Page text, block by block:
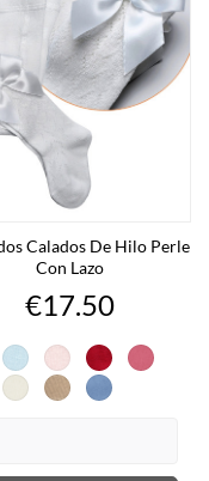
Calados De Hilo Perle
Con Lazo
Price
€17.50
CelesteRosa Rojo
Coral
Cava Topo
Azul